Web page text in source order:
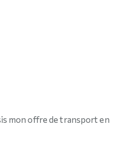
mon offre de transport en